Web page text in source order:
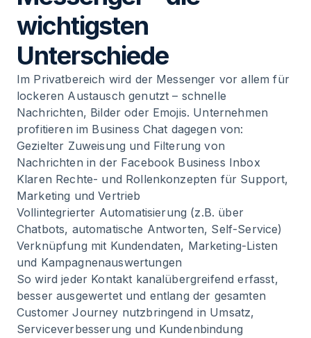
wichtigsten
Unterschiede
Im Privatbereich wird der Messenger vor allem für
lockeren Austausch genutzt – schnelle
Nachrichten, Bilder oder Emojis. Unternehmen
profitieren im Business Chat dagegen von:
Gezielter Zuweisung und Filterung von
Nachrichten in der Facebook Business Inbox
Klaren Rechte- und Rollenkonzepten für Support,
Marketing und Vertrieb
Vollintegrierter Automatisierung (z.B. über
Chatbots, automatische Antworten, Self-Service)
Verknüpfung mit Kundendaten, Marketing-Listen
und Kampagnenauswertungen
So wird jeder Kontakt kanalübergreifend erfasst,
besser ausgewertet und entlang der gesamten
Customer Journey nutzbringend in Umsatz,
Serviceverbesserung und Kundenbindung